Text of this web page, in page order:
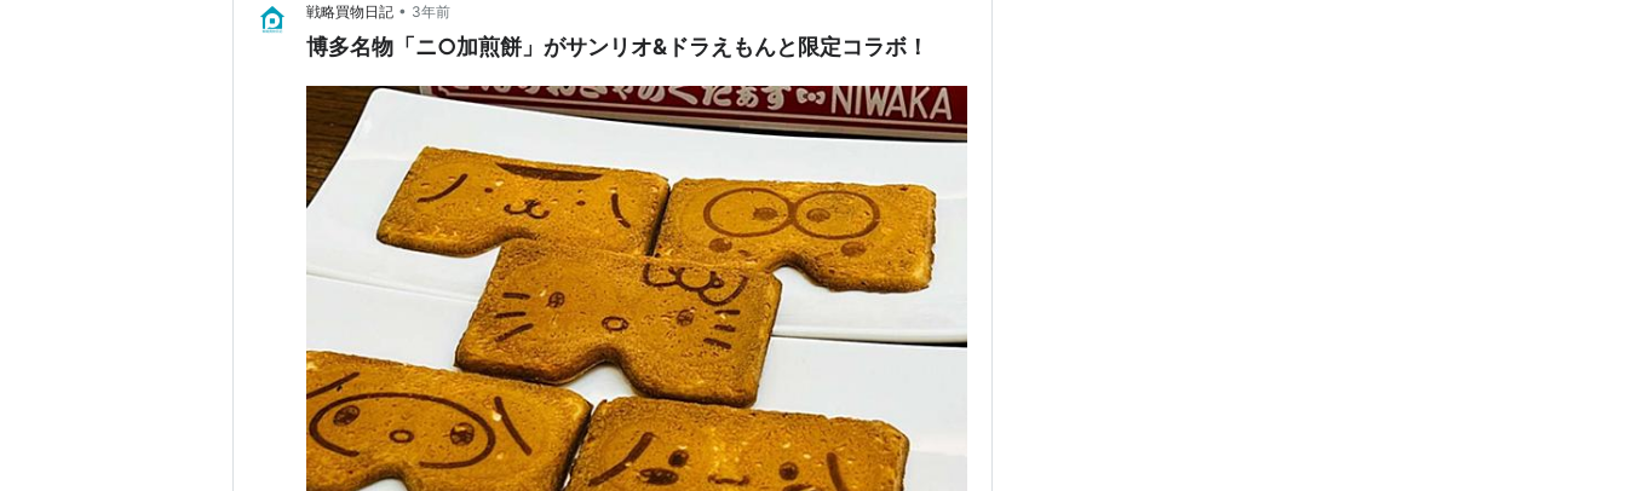
戦略買物日記 • 3年前
博多名物「ニ○加煎餅」がサンリオ&ドラえもんと限定コラボ！